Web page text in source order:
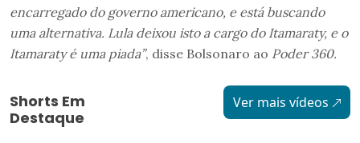
encarregado do governo americano, e está buscando
uma alternativa. Lula deixou isto a cargo do Itamaraty, e o
Itamaraty é uma piada”, disse Bolsonaro ao Poder 360.
Shorts Em
Destaque
Ver mais vídeos